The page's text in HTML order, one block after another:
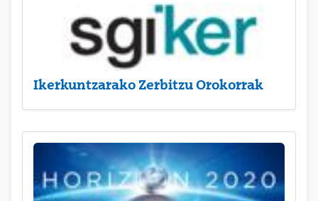
Ikerkuntzarako Zerbitzu Orokorrak